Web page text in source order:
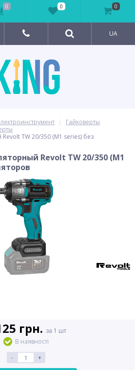
UA
Гайковерты
TW 20/350 (M1 series) без
Revolt TW 20/350 (M1
грн. за 1 шт
В наявності
-
+
0 0 0